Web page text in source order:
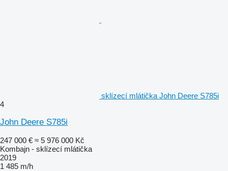
sklízecí mlátička John Deere S785i
4
John Deere S785i
247 000 € ≈ 5 976 000 Kč
Kombajn - sklízecí mlátička
2019
1 485 m/h